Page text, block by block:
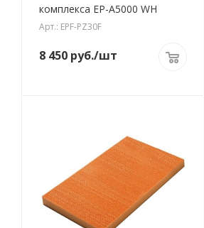
комплекса EP-A5000 WH
Арт.: EPF-PZ30F
8 450 руб./шт